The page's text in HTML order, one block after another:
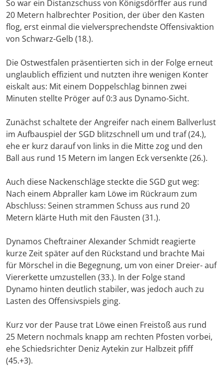
So war ein Distanzschuss von Königsdörffer aus rund
20 Metern halbrechter Position, der über den Kasten
flog, erst einmal die vielversprechendste Offensivaktion
von Schwarz-Gelb (18.).
Die Ostwestfalen präsentierten sich in der Folge erneut
unglaublich effizient und nutzten ihre wenigen Konter
eiskalt aus: Mit einem Doppelschlag binnen zwei
Minuten stellte Pröger auf 0:3 aus Dynamo-Sicht.
Zunächst schaltete der Angreifer nach einem Ballverlust
im Aufbauspiel der SGD blitzschnell um und traf (24.),
ehe er kurz darauf von links in die Mitte zog und den
Ball aus rund 15 Metern im langen Eck versenkte (26.).
Auch diese Nackenschläge steckte die SGD gut weg:
Nach einem Abpraller kam Löwe im Rückraum zum
Abschluss: Seinen strammen Schuss aus rund 20
Metern klärte Huth mit den Fäusten (31.).
Dynamos Cheftrainer Alexander Schmidt reagierte
kurze Zeit später auf den Rückstand und brachte Mai
für Mörschel in die Begegnung, um von einer Dreier- auf
Viererkette umzustellen (33.). In der Folge stand
Dynamo hinten deutlich stabiler, was jedoch auch zu
Lasten des Offensivspiels ging.
Kurz vor der Pause trat Löwe einen Freistoß aus rund
25 Metern nochmals knapp am rechten Pfosten vorbei,
ehe Schiedsrichter Deniz Aytekin zur Halbzeit pfiff
(45.+3).